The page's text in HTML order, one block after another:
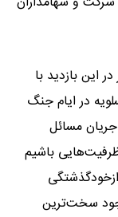
این بازدید با
در ایام جنگ
مسائل
باشیم
سخت‌ترین